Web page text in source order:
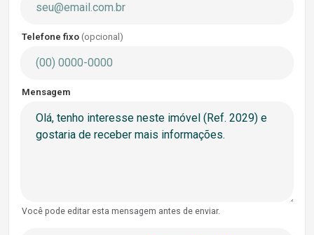
Telefone fixo (opcional)
Mensagem
Você pode editar esta mensagem antes de enviar.